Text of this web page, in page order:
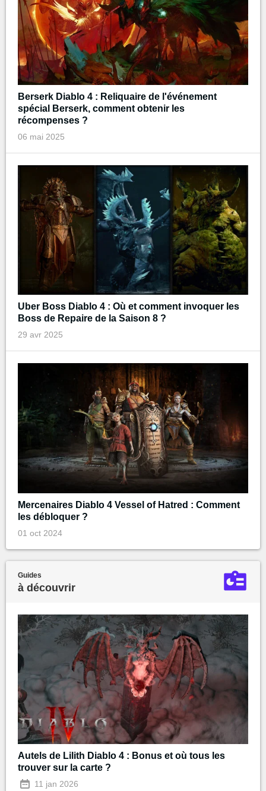
Berserk Diablo 4 : Reliquaire de l'événement
spécial Berserk, comment obtenir les
récompenses ?
06 mai 2025
Uber Boss Diablo 4 : Où et comment invoquer les
Boss de Repaire de la Saison 8 ?
29 avr 2025
Mercenaires Diablo 4 Vessel of Hatred : Comment
les débloquer ?
01 oct 2024
Guides
à découvrir
Autels de Lilith Diablo 4 : Bonus et où tous les
trouver sur la carte ?
11 jan 2026